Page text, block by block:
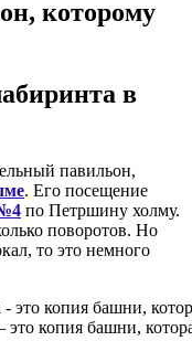
которому
в
павильон,
. Его посещение
по Петршину холму.
поворотов. Но
то это немного
копия башни,